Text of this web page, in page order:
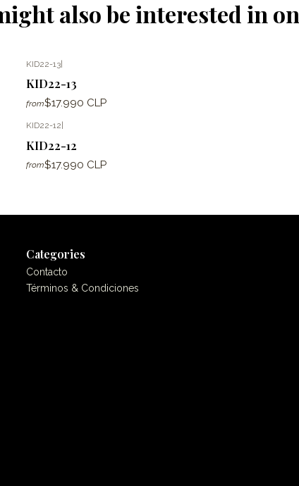
also be interested in
KID22-13|
KID22-13
from$17.990 CLP
KID22-12
KID22-12
from$17.990 CLP
Categories
Contacto
Términos & Condiciones